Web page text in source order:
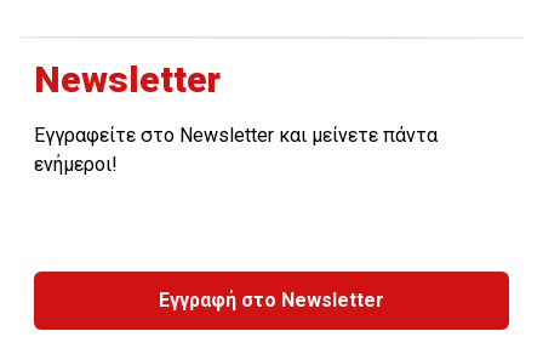
Newsletter
Εγγραφείτε στο Newsletter και μείνετε πάντα
ενήμεροι!
Εγγραφή στο Newsletter